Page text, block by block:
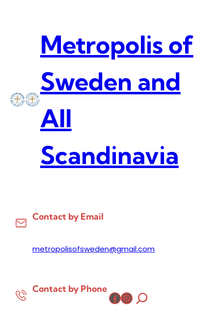
Metropolis of
Sweden and
All
Scandinavia
Contact by Email
metropolisofsweden@gmail.com
Contact by Phone
Facebook
Instagram